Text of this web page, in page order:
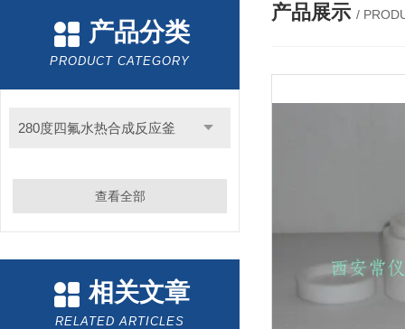
产品分类
PRODUCT CATEGORY
280度四氟水热合成反应釜
查看全部
相关文章
RELATED ARTICLES
产品展示 /